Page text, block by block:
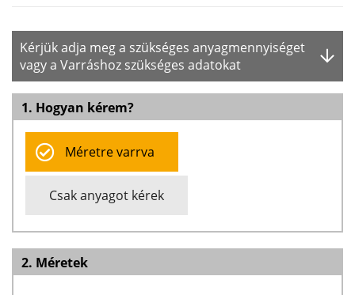
Kérjük adja meg a szükséges anyagmennyiséget
vagy a Varráshoz szükséges adatokat
1. Hogyan kérem?
Méretre varrva
Csak anyagot kérek
2. Méretek